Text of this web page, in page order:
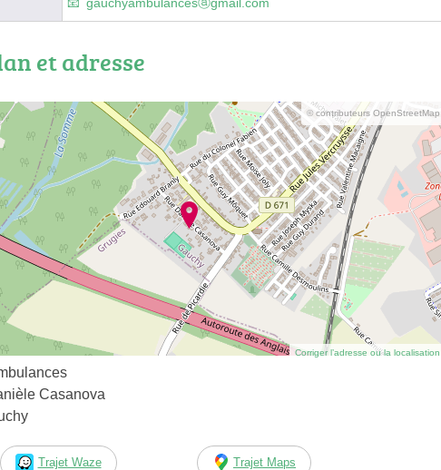
gauchyambulancesⓐgmail.com
et adresse
© contributeurs OpenStreetMap
Corriger l’adresse ou la localisation
Casanova
Trajet Waze Trajet Maps